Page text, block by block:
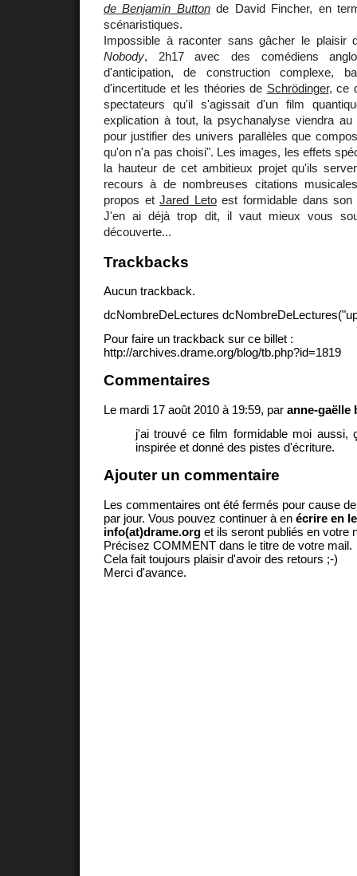
de Benjamin Buttonde David Fincher, en
scénaristiques.
Impossible à raconter sans gâcher le plaisir
Nobody, 2h17 avec des comédiens
d'anticipation, de construction complexe,
d'incertitude et les théories de Schrödinger, ce
spectateurs qu'il s'agissait d'un film
explication à tout, la psychanalyse viendra
pour justifier des univers parallèles que
qu'on n'a pas choisi". Les images, les effets
la hauteur de cet ambitieux projet qu'ils
recours à de nombreuses citations
propos etJared Letoest formidable dans son
J'en ai déjà trop dit, il vaut mieux vous
découverte...
Trackbacks
Aucun trackback.
dcNombreDeLectures
Pour faire un trackback sur ce billet :
http://archives.drame.org/blog/tb.php?id=1819
Commentaires
Le mardi 17 août 2010 à 19:59, par anne-gaëlle
j'ai trouvé ce film formidable moi aussi,
inspirée et donné des pistes d'écriture.
Ajouter un commentaire
Les commentaires ont été fermés pour cause
par jour. Vous pouvez continuer à en écrire en
info(at)drame.org et ils seront publiés en votre
Précisez COMMENT dans le titre de votre mail.
Cela fait toujours plaisir d'avoir des retours ;-)
Merci d'avance.